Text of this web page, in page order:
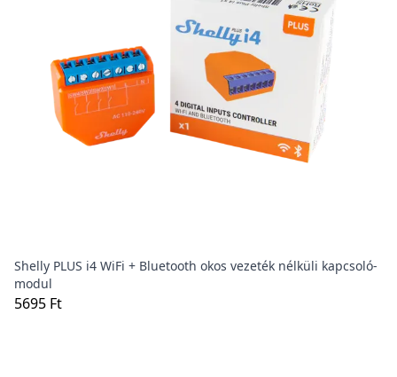
Shelly PLUS i4 WiFi + Bluetooth okos vezeték nélküli kapcsoló-
modul
5695 Ft